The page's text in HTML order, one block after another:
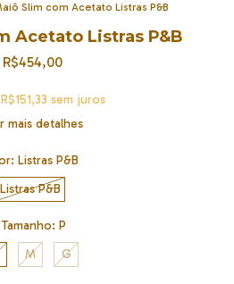
Slim com Acetato Listras P&B
Acetato Listras P&B
R$454,00
R$151,33 sem juros
mais detalhes
Listras P&B
Listras P&B
Tamanho: P
M G